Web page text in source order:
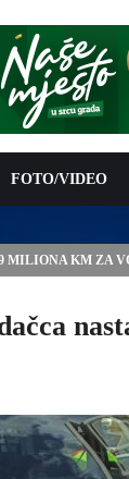
FOTO/VIDEO
MILIONA KM ZA